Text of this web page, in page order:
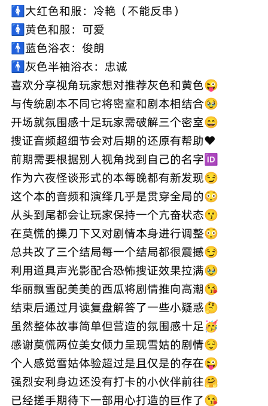
🚺大红色和服：冷艳（不能反串）
🚺黄色和服：可爱
🚹蓝色浴衣：俊朗
🚹灰色半袖浴衣：忠诚
喜欢分享视角玩家想对推荐灰色和黄色😜
与传统剧本不同它将密室和剧本相结合🥹
开场就氛围感十足玩家需破解三个密室😄
搜证音频超细节会对后期的还原有帮助❤️
前期需要根据别人视角找到自己的名字🆔
作为六夜怪谈形式的本每晚都有新发现😏
这个本的音频和演绎几乎是贯穿全局的😳
从头到尾都会让玩家保持一个亢奋状态😗
在莫慌的操刀下又对剧情本身进行调整😳
总共改了三个结局每一个结局都很震撼😏
利用道具声光影配合恐怖搜证效果拉满🥹
华丽飘雪配美美的西瓜将剧情推向高潮😘
结束后通过月读复盘解答了一些小疑惑🤔
虽然整体故事简单但营造的氛围感十足🥳
感谢莫慌两位美女倾力呈现雪姑的剧情😌
个人感觉雪姑体验超过是且仅是的存在😜
强烈安利身边还没有打卡的小伙伴前往🤗
已经搓手期待下一部用心打造的巨作了😘